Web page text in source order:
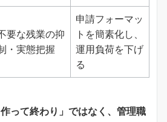
要な残業の抑
・実態把握
申請フォーマッ
トを簡素化し、
運用負荷を下げ
る
作って終わり」ではなく、管理職